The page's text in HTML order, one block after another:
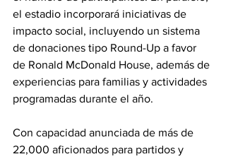
el estadio incorporará iniciativas de
impacto social, incluyendo un sistema
de donaciones tipo Round-Up a favor
de Ronald McDonald House, además de
experiencias para familias y actividades
programadas durante el año.
Con capacidad anunciada de más de
22,000 aficionados para partidos y